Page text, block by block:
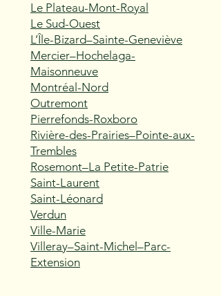
Le Plateau-Mont-Royal
Le Sud-Ouest
L’Île-Bizard–Sainte-Geneviève
Mercier–Hochelaga-
Maisonneuve
Montréal-Nord
Outremont
Pierrefonds-Roxboro
Rivière-des-Prairies–Pointe-aux-
Trembles
Rosemont–La Petite-Patrie
Saint-Laurent
Saint-Léonard
Verdun
Ville-Marie
Villeray–Saint-Michel–Parc-
Extension